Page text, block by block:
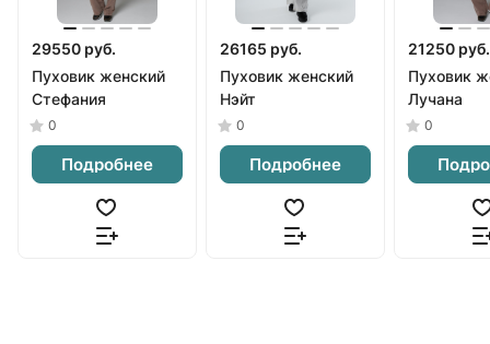
29550 руб.
Пуховик женский
Стефания
0
Подробнее
26165 руб.
Пуховик женский
Нэйт
0
Подробнее
21250 руб.
Пуховик
Лучана
0